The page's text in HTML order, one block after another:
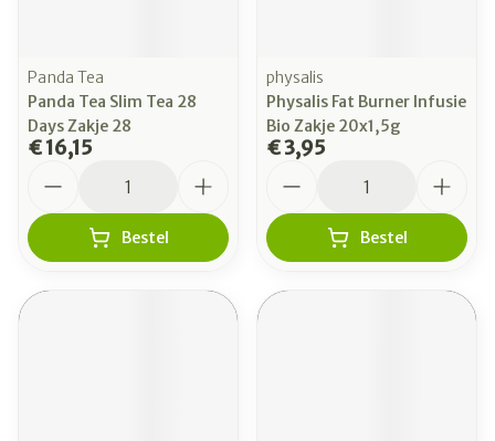
Panda Tea
Panda Tea Slim Tea 28
Days Zakje 28
€ 16,15
Bestel
physalis
Physalis Fat Burner Infusie
Bio Zakje 20x1,5g
€ 3,95
Bestel